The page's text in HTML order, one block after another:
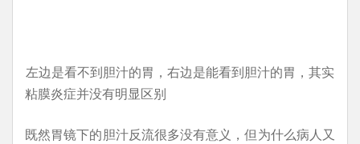
左边是看不到胆汁的胃，右边是能看到胆汁的胃，其实
粘膜炎症并没有明显区别
既然胃镜下的胆汁反流很多没有意义，但为什么病人又